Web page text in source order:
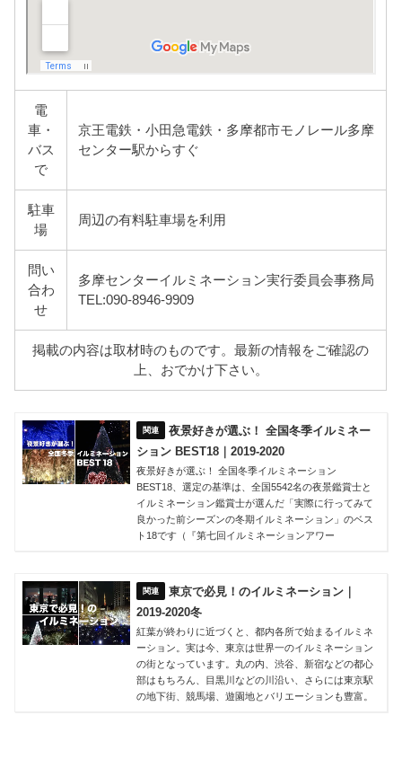
電
車・
バス
で
京王電鉄・小田急電鉄・多摩都市モノレール多摩
センター駅からすぐ
駐車
場
周辺の有料駐車場を利用
問い
合わ
せ
多摩センターイルミネーション実行委員会事務局
TEL:090-8946-9909
掲載の内容は取材時のものです。最新の情報をご確認の
上、おでかけ下さい。
夜景好きが選ぶ！ 全国冬季イルミネー
ション BEST18｜2019-2020
夜景好きが選ぶ！ 全国冬季イルミネーション
BEST18、選定の基準は、全国5542名の夜景鑑賞士と
イルミネーション鑑賞士が選んだ「実際に行ってみて
良かった前シーズンの冬期イルミネーション」のベス
ト18です（『第七回イルミネーションアワー
東京で必見！のイルミネーション｜
2019-2020冬
紅葉が終わりに近づくと、都内各所で始まるイルミネ
ーション。実は今、東京は世界一のイルミネーション
の街となっています。丸の内、渋谷、新宿などの都心
部はもちろん、目黒川などの川沿い、さらには東京駅
の地下街、競馬場、遊園地とバリエーションも豊富。